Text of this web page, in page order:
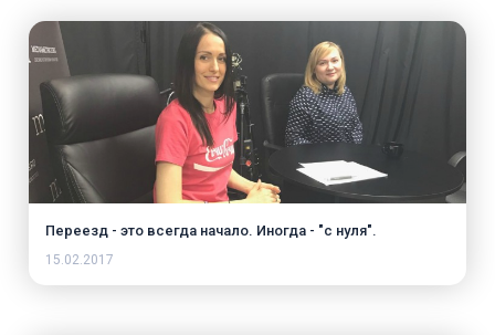
Переезд - это всегда начало. Иногда - "с нуля".
15.02.2017